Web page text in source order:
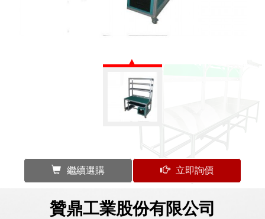
繼續選購 立即詢價
贊鼎工業股份有限公司